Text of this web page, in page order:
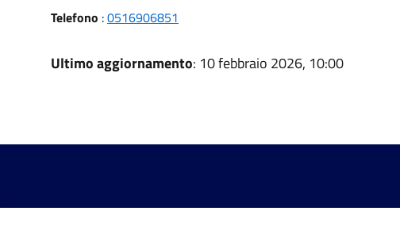
Telefono :0516906851
Ultimo aggiornamento: 10 febbraio 2026, 10:00